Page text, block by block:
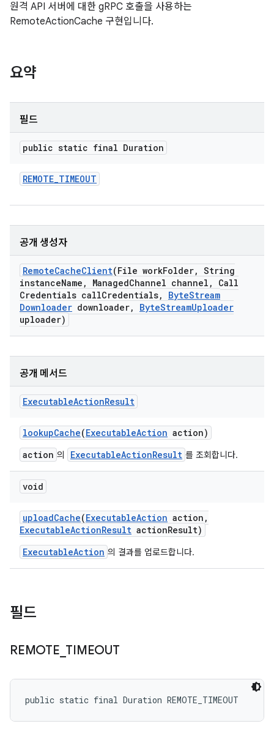
원격 API 서버에 대한 gRPC 호출을 사용하는
RemoteActionCache 구현입니다.
요약
필드
public static final Duration
REMOTE_TIMEOUT
공개 생성자
RemoteCacheClient(File workFolder, String
instanceName , ManagedChannel channel ,
Call
Credentials callCredentials, ByteStream
Downloader downloader, ByteStreamUploader
uploader)
공개 메서드
ExecutableActionResult
lookupCache(ExecutableAction action)
action 의 ExecutableActionResult 를 조회합니다.
void
uploadCache(ExecutableAction action ,
ExecutableActionResult actionResult)
ExecutableAction 의 결과를 업로드합니다.
필드
REMOTE TIMEOUT
public static final Duration REMOTE_TIMEOUT